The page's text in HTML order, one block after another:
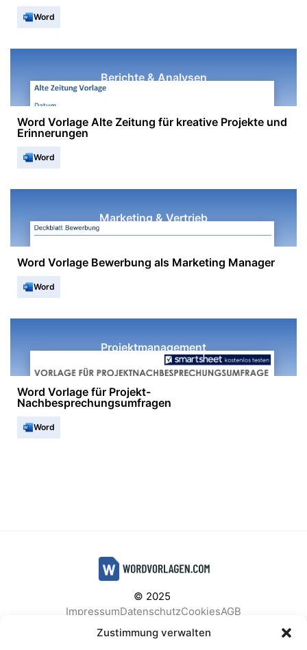
Zustimmung verwalten
Word
Berichte & Analysen
Word Vorlage Alte Zeitung für kreative Projekte und
Erinnerungen
Word
Marketing & Vertrieb
Word Vorlage Bewerbung als Marketing Manager
Word
Projektmanagement
Word Vorlage für Projekt-
Nachbesprechungsumfragen
Word
© 2025
ImpressumDatenschutzCookiesAGB
Facebook
Instagram